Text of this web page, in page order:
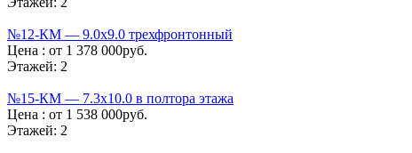
№12-КМ — 9.0х9.0 трехфронтонный
Цена : от 1 378 000руб.
Этажей: 2
№15-КМ — 7.3х10.0 в полтора этажа
Цена : от 1 538 000руб.
Этажей: 2